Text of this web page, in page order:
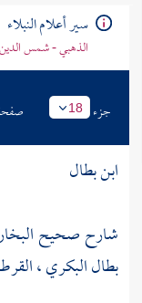
سير أعلام النبلاء
الذهبي - شمس
جزء 18
ابن بطال
شارح صحيح
بطال البكري ،